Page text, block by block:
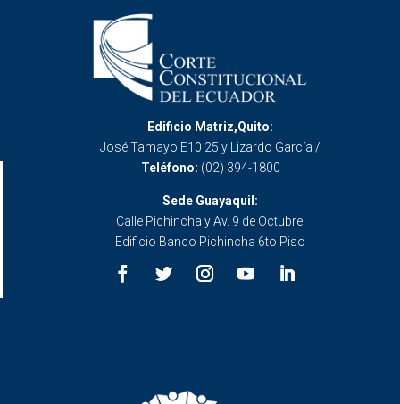
Edificio Matriz,Quito:
José Tamayo E10 25 y Lizardo García /
Teléfono: (02) 394-1800
Sede Guayaquil:
Calle Pichincha y Av. 9 de Octubre.
Edificio Banco Pichincha 6to Piso